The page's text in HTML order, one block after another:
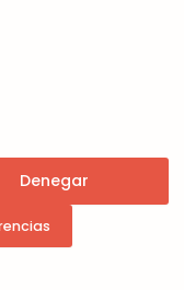
Denegar